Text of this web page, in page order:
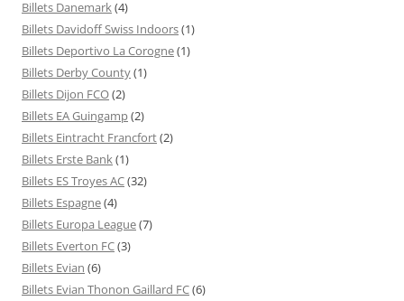
Billets Danemark(4)
Billets Davidoff Swiss Indoors(1)
Billets Deportivo La Corogne(1)
Billets Derby County(1)
Billets Dijon FCO(2)
Billets EA Guingamp(2)
Billets Eintracht Francfort(2)
Billets Erste Bank(1)
Billets ES Troyes AC(32)
Billets Espagne(4)
Billets Europa League(7)
Billets Everton FC(3)
Billets Evian (6)
Billets Evian Thonon Gaillard FC(6)